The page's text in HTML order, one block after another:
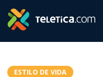
ESTILO DE VIDA